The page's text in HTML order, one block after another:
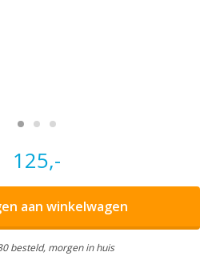
125,-
aan winkelwagen
besteld, morgen in huis